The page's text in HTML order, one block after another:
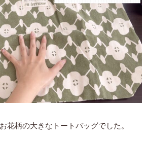
花柄の大きなトートバッグでした。